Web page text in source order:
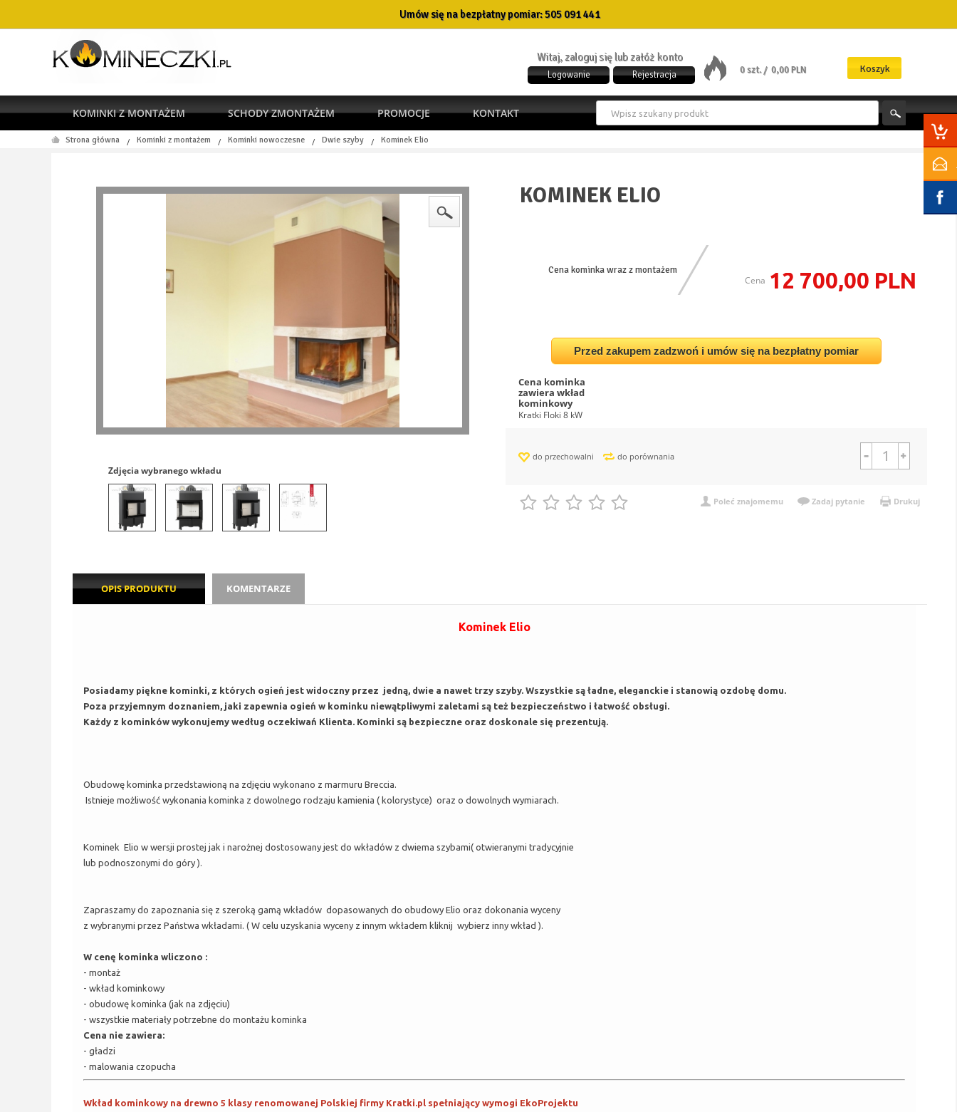
Umów się na bezpłatny pomiar:505 091 441
0 szt. / 0,00 PLN Koszyk
Witaj, zaloguj się lub załóż konto
Rejestracja
Logowanie
KOMINKI Z MONTAŻEM SCHODY ZMONTAŻEM PROMOCJE KONTAKT
RODO
Strona główna / Kominki z montażem / Kominki nowoczesne / Dwie szyby / Kominek Elio
Zdjęcia wybranego wkładu
KOMINEK ELIO
Cena kominka wraz z montażem
Cena 12 700,00 PLN
Przed zakupem zadzwoń i umów się na bezpłatny pomiar
Cena kominka
zawiera wkład
kominkowy
Kratki Floki 8 kW
do przechowalni do porównania
Poleć znajomemu Zadaj pytanie Drukuj
OPIS PRODUKTU KOMENTARZE
Kominek Elio
Posiadamy piękne kominki, z których ogień jest widoczny przez jedną, dwie a nawet trzy szyby. Wszystkie są ładne, eleganckie i stanowią ozdobę domu.
Poza przyjemnym doznaniem, jaki zapewnia ogień w kominku niewątpliwymi zaletami są też bezpieczeństwo i łatwość obsługi.
Każdy z kominków wykonujemy według oczekiwań Klienta. Kominki są bezpieczne oraz doskonale się prezentują.
Obudowę kominka przedstawioną na zdjęciu wykonano z marmuru Breccia.
Istnieje możliwość wykonania kominka z dowolnego rodzaju kamienia ( kolorystyce) oraz o dowolnych wymiarach.
Kominek Elio w wersji prostej jak i narożnej dostosowany jest do wkładów z dwiema szybami( otwieranymi tradycyjnie
lub podnoszonymi do góry ).
Zapraszamy do zapoznania się z szeroką gamą wkładów dopasowanych do obudowy Elio oraz dokonania wyceny
z wybranymi przez Państwa wkładami. ( W celu uzyskania wyceny z innym wkładem kliknij wybierz inny wkład ).
W cenę kominka wliczono :
- montaż
- wkład kominkowy
- obudowę kominka (jak na zdjęciu)
- wszystkie materiały potrzebne do montażu kominka
Cena nie zawiera:
- gładzi
- malowania czopucha
Wkład kominkowy na drewno 5 klasy renomowanej Polskiej firmy Kratki.pl spełniający wymogi EkoProjektu